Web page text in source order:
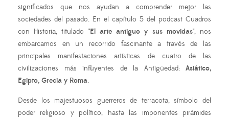
significados que nos ayudan a comprender mejor las
sociedades del pasado. En el capítulo 5 del podcast Cuadros
con Historia, titulado "El arte antiguo y sus movidas", nos
embarcamos en un recorrido fascinante a través de las
principales manifestaciones artísticas de cuatro de las
civilizaciones más influyentes de la Antigüedad: Asiático,
Egipto, Grecia y Roma.
Desde los majestuosos guerreros de terracota, símbolo del
poder religioso y político, hasta las imponentes pirámides